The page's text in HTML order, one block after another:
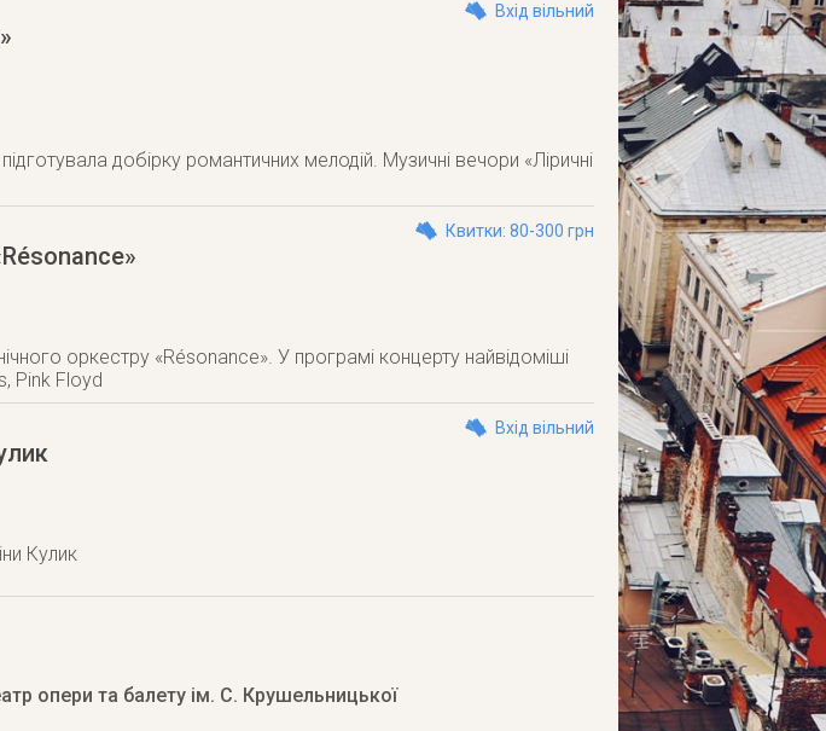
Вхід вільний
добірку романтичних мелодій. Музичні вечори «Ліричні
Квитки: 80-300 грн
оркестру «Résonance». У програмі концерту найвідоміші
Pink Floyd
Вхід вільний
Кулик
опери та балету ім. С. Крушельницької